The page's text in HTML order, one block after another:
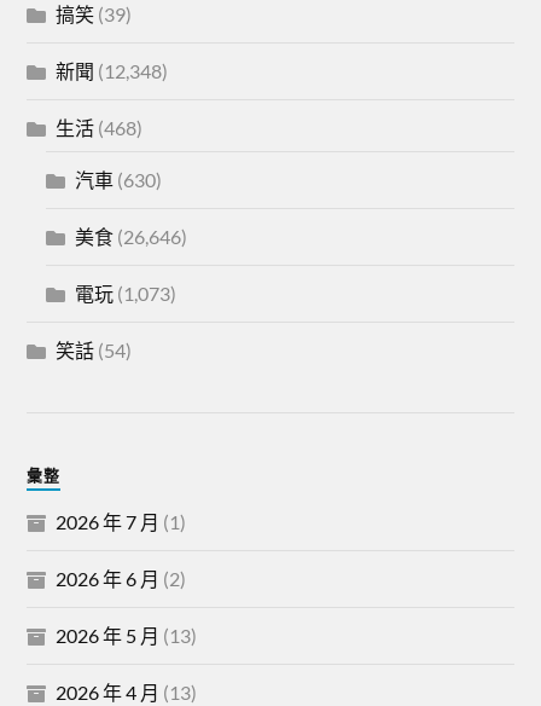
搞笑 (39)
新聞 (12,348)
生活 (468)
汽車 (630)
美食 (26,646)
電玩 (1,073)
笑話 (54)
彙整
2026 年 7 月 (1)
2026 年 6 月 (2)
2026 年 5 月 (13)
2026 年 4 月 (13)